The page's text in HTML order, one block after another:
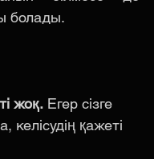
болады.
жоқ. Егер сізге
қажеті